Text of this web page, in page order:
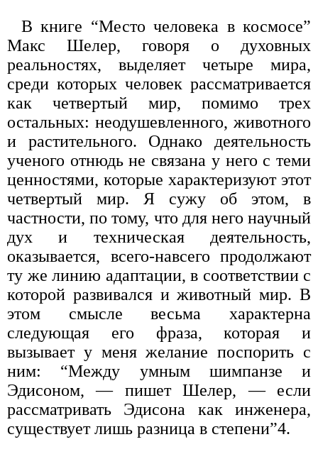
В книге “Место человека в космосе”
Макс Шелер, говоря о духовных
реальностях, выделяет четыре мира,
среди которых человек рассматривается
как четвертый мир, помимо трех
остальных: неодушевленного, животного
и растительного. Однако деятельность
ученого отнюдь не связана у него с теми
ценностями, которые характеризуют этот
четвертый мир. Я сужу об этом, в
частности, по тому, что для него научный
дух и техническая деятельность,
оказывается, всего-навсего продолжают
ту же линию адаптации, в соответствии с
которой развивался и животный мир. В
этом смысле весьма характерна
следующая его фраза, которая и
вызывает у меня желание поспорить с
ним: “Между умным шимпанзе и
Эдисоном, — пишет Шелер, — если
рассматривать Эдисона как инженера,
существует лишь разница в степени”4.